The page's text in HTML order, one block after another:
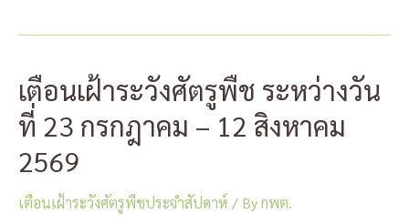
เตือนเฝ้าระวังศัตรูพืช ระหว่างวัน
ที่ 23 กรกฎาคม – 12 สิงหาคม
2569
เตือนเฝ้าระวังศัตรูพืชประจำสัปดาห์ / Byกพต.